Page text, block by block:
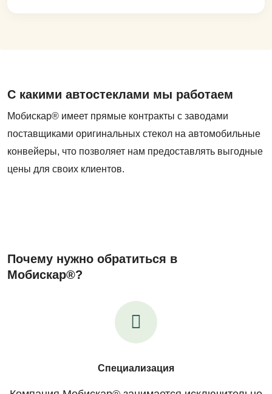
С какими автостеклами мы работаем
Мобискар® имеет прямые контракты с заводами
поставщиками оригинальных стекол на автомобильные
конвейеры, что позволяет нам предоставлять выгодные
цены для своих клиентов.
Почему нужно обратиться в
Мобискар®?
Специализация